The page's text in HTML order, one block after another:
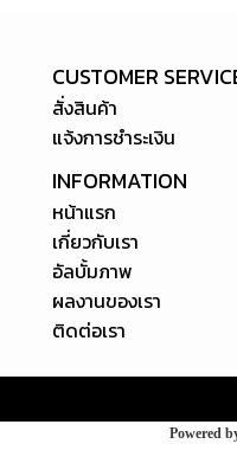
CUSTOMER
สั่งสินค้า
แจ้งการชำระเงิน
INFORMATION
หน้าแรก
เกี่ยวกับเรา
อัลบั้มภาพ
ผลงานของเรา
ติดต่อเรา
Powered